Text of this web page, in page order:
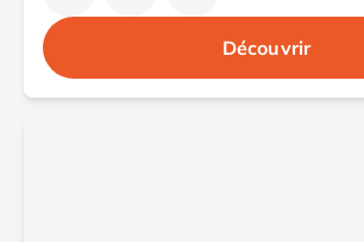
Camping Vannes
Camping Champagne-Ardenne
Camping Ardennes
Camping Corse
Découvrir